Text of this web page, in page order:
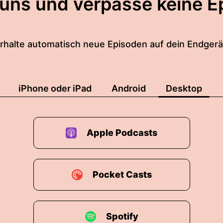
automatisch neue Episoden auf dein
iPhone oder iPad Android Desktop
Apple Podcasts
Pocket Casts
Spotify